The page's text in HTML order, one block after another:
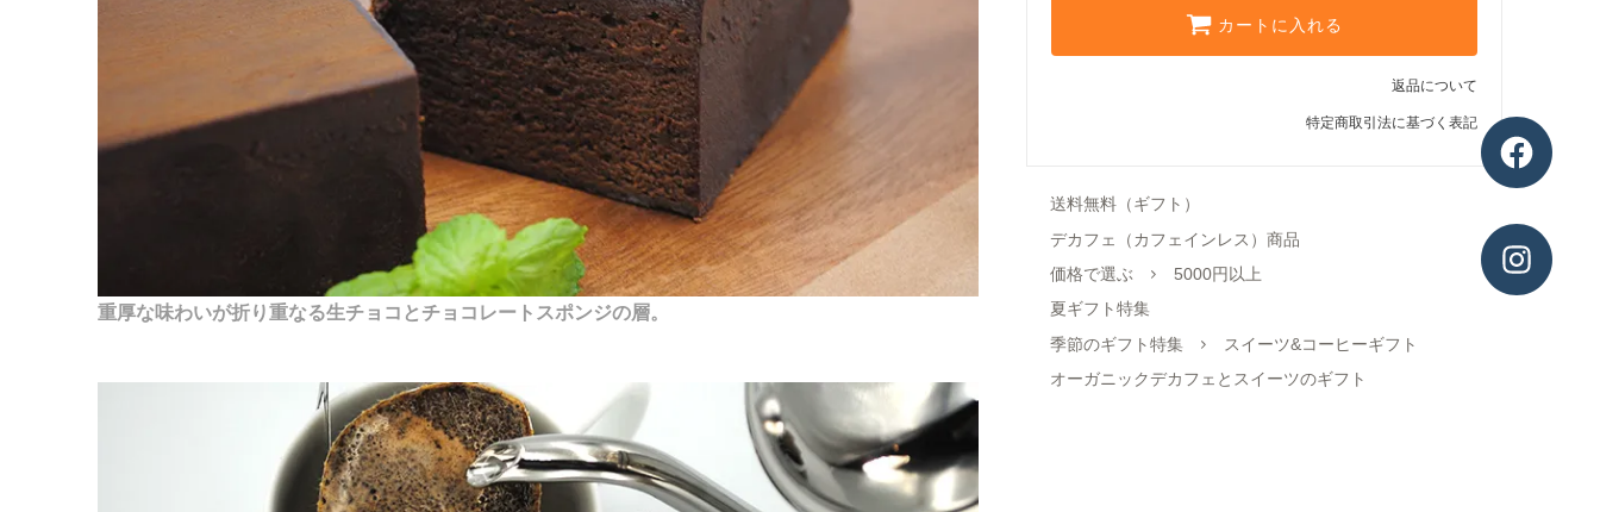
カートに入れる
返品について
特定商取引法に基づく表記
送料無料（ギフト）
デカフェ（カフェインレス）商品
価格で選ぶ
5000円以上
夏ギフト特集
季節のギフト特集
スイーツ&コーヒーギフト
オーガニックデカフェとスイーツのギフト
重厚な味わいが折り重なる生チョコとチョコレートスポンジの層。